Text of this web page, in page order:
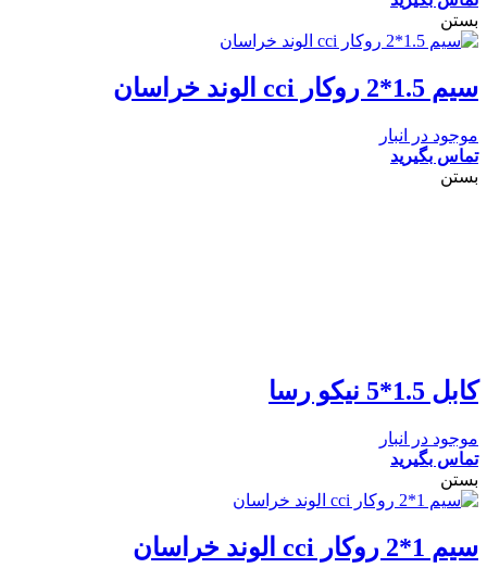
بستن
سیم 1.5*2 روکار cci الوند خراسان
موجود در انبار
تماس بگیرید
بستن
کابل 1.5*5 نیکو رسا
موجود در انبار
تماس بگیرید
بستن
سیم 1*2 روکار cci الوند خراسان